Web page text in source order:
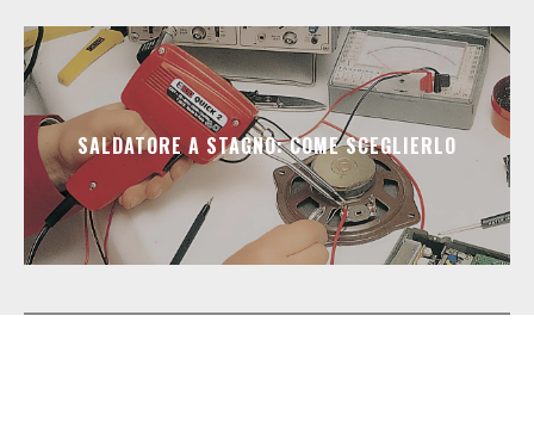
SALDATORE A STAGNO: COME SCEGLIERLO